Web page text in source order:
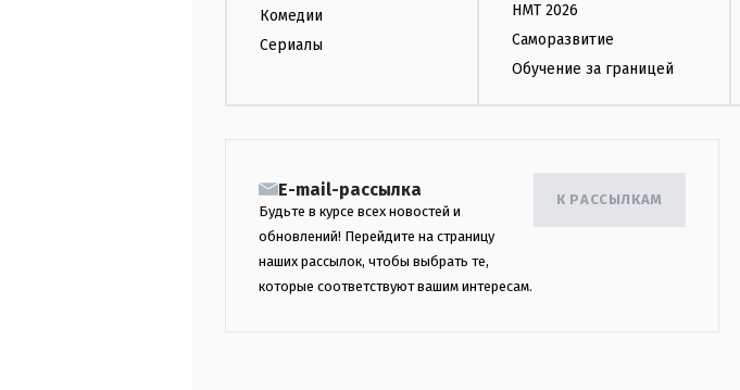
Комедии
Сериалы
НМТ 2026
Саморазвитие
Обучение за границей
E-mail-рассылка
Будьте в курсе всех новостей и
обновлений! Перейдите на страницу
наших рассылок, чтобы выбрать те,
которые соответствуют вашим интересам.
К РАССЫЛКАМ